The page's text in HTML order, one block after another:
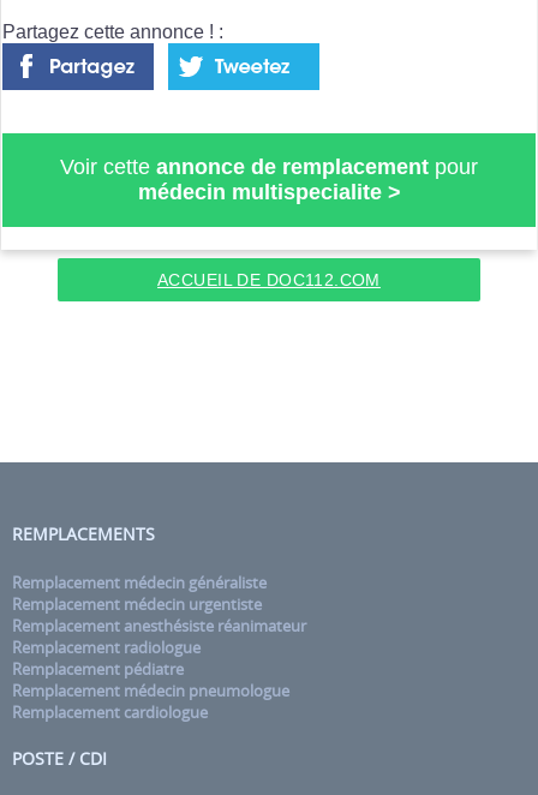
Partagez cette annonce ! :
Voir cette annonce de remplacement pour
médecin multispecialite>
ACCUEIL DE DOC112.COM
REMPLACEMENTS
Remplacement médecin généraliste
Remplacement médecin urgentiste
Remplacement anesthésiste réanimateur
Remplacement radiologue
Remplacement pédiatre
Remplacement médecin pneumologue
Remplacement cardiologue
POSTE / CDI